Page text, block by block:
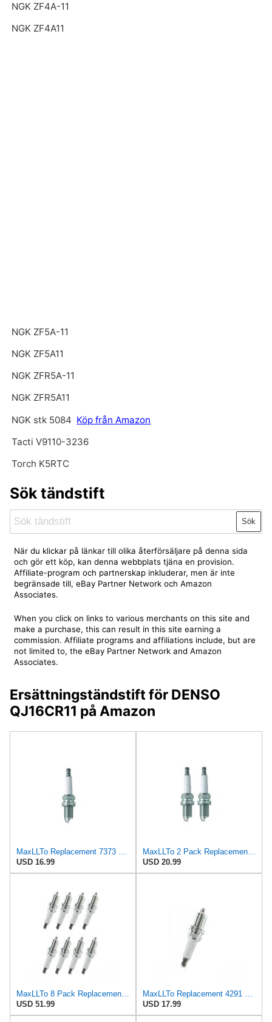
NGK ZF4A-11
NGK ZF4A11
NGK ZF5A-11
NGK ZF5A11
NGK ZFR5A-11
NGK ZFR5A11
NGK stk 5084 Köp från Amazon
Tacti V9110-3236
Torch K5RTC
Sök tändstift
Sök
När du klickar på länkar till olika återförsäljare på denna sida
och gör ett köp, kan denna webbplats tjäna en provision.
Affiliate-program och partnerskap inkluderar, men är inte
begränsade till, eBay Partner Network och Amazon
Associates.
When you click on links to various merchants on this site and
make a purchase, this can result in this site earning a
commission. Affiliate programs and affiliations include, but are
not limited to, the eBay Partner Network and Amazon
Associates.
Ersättningständstift för DENSO
QJ16CR11 på Amazon
MaxLLTo Replacement 7373 V-Power Spark Plug for Bosch 7553 7554 7555 F7DC FR6DCX FR7DC FRDCX for
USD 16.99
MaxLLTo 2 Pack Replacement 7373 V-Power Spark Plug for Bosch 7553 7554 7555 F7DC FR6DCX FR7DC FRDCX
USD 20.99
MaxLLTo 8 Pack Replacement 4291 V-Power Spark Plug for Bosch F7LC0R2 F7LCOR2 F7LCOT2 F7LCR FR7LCX
USD 51.99
MaxLLTo Replacement 4291 V-Power Spark Plug for Bosch F7LC0R2 F7LCOR2 F7LCOT2 F7LCR FR7LCX for
USD 17.99